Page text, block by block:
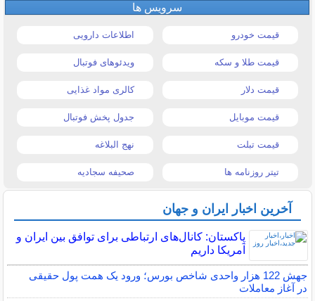
سرویس ها
قیمت خودرو اطلاعات دارویی
قیمت طلا و سکه ویدئوهای فوتبال
قیمت دلار کالری مواد غذایی
قیمت موبایل جدول پخش فوتبال
قیمت تبلت نهج البلاغه
تیتر روزنامه ها صحیفه سجادیه
آخرین اخبار ایران و جهان
پاکستان: کانال‌های ارتباطی برای توافق بین ایران و
آمریکا داریم
جهش 122 هزار واحدی شاخص بورس؛ ورود یک همت پول حقیقی
در آغاز معاملات